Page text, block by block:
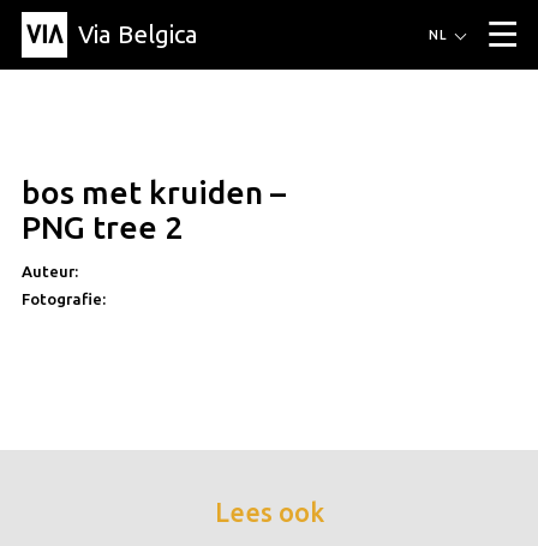
Via Belgica ▼
Artikel
Educatie
Recept
Vrienden
Over Via Belgica
NL
bos met kruiden –
PNG tree 2
Auteur:
Fotografie:
Lees ook